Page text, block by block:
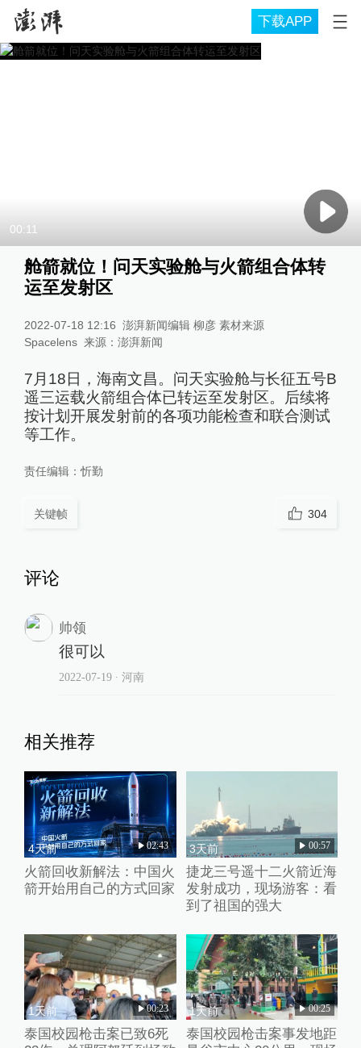
下载APP
00:11
舱箭就位！问天实验舱与火箭组合体转
运至发射区
2022-07-18 12:16 澎湃新闻编辑 柳彦 素材来源
Spacelens 来源： 澎湃新闻
7月18日，海南文昌。问天实验舱与长征五号B
遥三运载火箭组合体已转运至发射区。后续将
按计划开展发射前的各项功能检查和联合测试
等工作。
责任编辑：忻勤
关键帧 304
评论
帅领
很可以
2022-07-19∙ 河南
相关推荐
4天前 02:43
火箭回收新解法：中国火
箭开始用自己的方式回家
3天前 00:57
捷龙三号遥十二火箭近海
发射成功，现场游客：看
到了祖国的强大
1天前 00:23
泰国校园枪击案已致6死
1天前 00:25
泰国校园枪击案事发地距